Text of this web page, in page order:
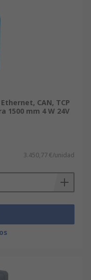
CAN, TCP
1500 mm 4 W 24V
3.450,77 €/unidad